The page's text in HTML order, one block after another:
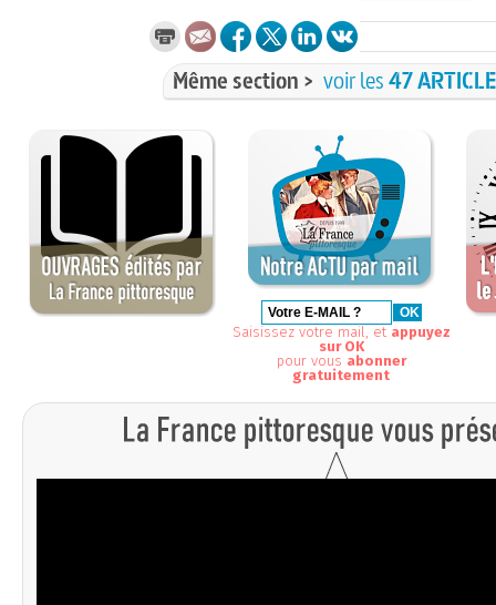
Même section > voir les47
Saisissez votre mail, et appuyez
sur OK
pour vous abonner
gratuitement